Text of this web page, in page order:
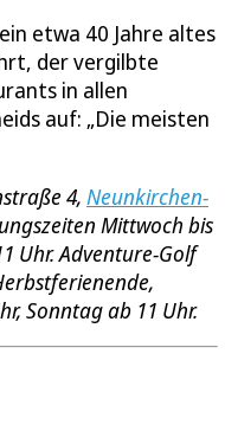
etwa 40 Jahre altes
der vergilbte
in allen
auf: „Die meisten
4, Neunkirchen-
Mittwoch bis
Uhr. Adventure-Golf
Sonntag ab 11 Uhr.